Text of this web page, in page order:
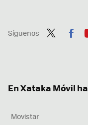
Síguenos
En Xataka Móvil
Movistar